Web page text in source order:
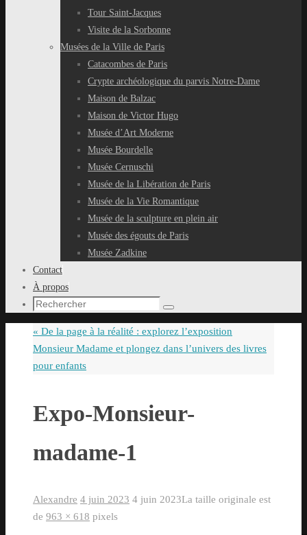
Tour Saint-Jacques
Visite de la Sorbonne
Musées de la Ville de Paris
Catacombes de Paris
Crypte archéologique du parvis Notre-Dame
Maison de Balzac
Maison de Victor Hugo
Musée d’Art Moderne
Musée Bourdelle
Musée Cernuschi
Musée de la Libération de Paris
Musée de la Vie Romantique
Musée de la sculpture en plein air
Musée des égouts de Paris
Musée Zadkine
Contact
À propos
Recherche
:
Rechercher
« De la page à la réalité : explorez l’exposition
Monsieur Madame et plongez dans l’univers des livres
pour enfants
Expo-Monsieur-
madame-1
Alexandre 4 juin 2023 4 juin 2023La taille originale est
de 963 × 618 pixels